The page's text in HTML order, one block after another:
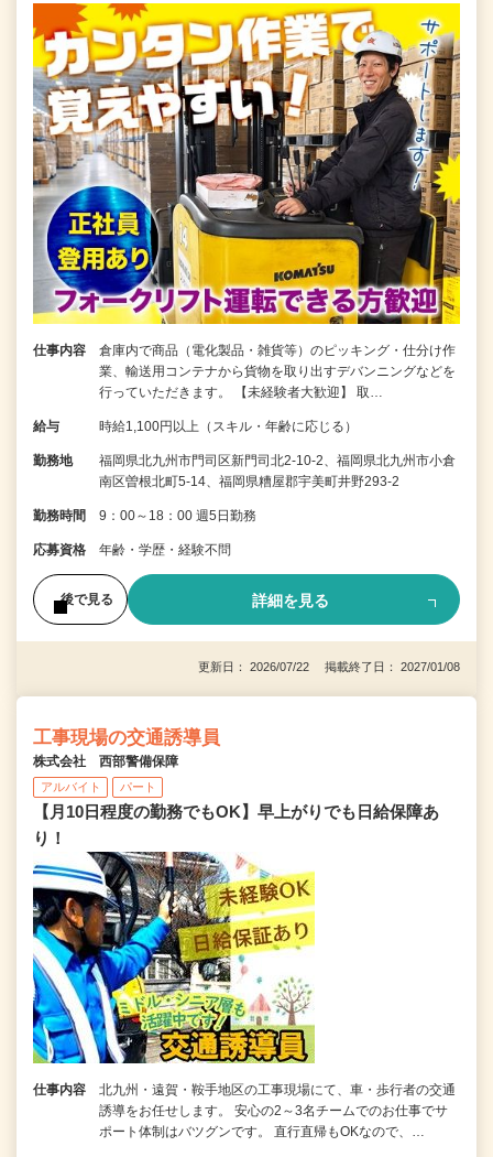
仕事内容
倉庫内で商品（電化製品・雑貨等）のピッキング・仕分け作
業、輸送用コンテナから貨物を取り出すデバンニングなどを
行っていただきます。 【未経験者大歓迎】 取…
給与 時給1,100円以上（スキル・年齢に応じる）
勤務地
福岡県北九州市門司区新門司北2-10-2、福岡県北九州市小倉
南区曽根北町5-14、福岡県糟屋郡宇美町井野293-2
勤務時間 9：00～18：00 週5日勤務
応募資格 年齢・学歴・経験不問
後で見る 詳細を見る
更新日： 2026/07/22 掲載終了日： 2027/01/08
工事現場の交通誘導員
株式会社 西部警備保障
アルバイト パート
【月10日程度の勤務でもOK】早上がりでも日給保障あ
り！
仕事内容
北九州・遠賀・鞍手地区の工事現場にて、車・歩行者の交通
誘導をお任せします。 安心の2～3名チームでのお仕事でサ
ポート体制はバツグンです。 直行直帰もOKなので、…